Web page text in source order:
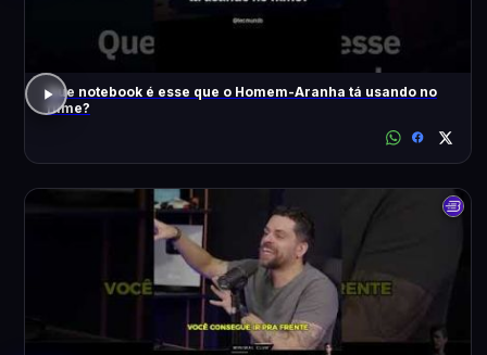
Que notebook é esse que o Homem-Aranha tá usando no
filme?